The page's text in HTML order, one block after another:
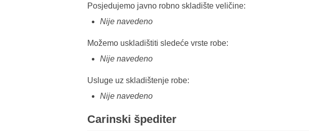
Posjedujemo javno robno skladište veličine:
Nije navedeno
Možemo uskladištiti sledeće vrste robe:
Nije navedeno
Usluge uz skladištenje robe:
Nije navedeno
Carinski špediter